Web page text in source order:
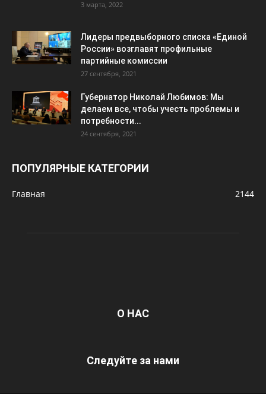
3 марта, 2022
Лидеры предвыборного списка «Единой
России» возглавят профильные
партийные комиссии
27 сентября, 2021
Губернатор Николай Любимов: Мы
делаем все, чтобы учесть проблемы и
потребности...
24 сентября, 2021
ПОПУЛЯРНЫЕ КАТЕГОРИИ
Главная 2144
О НАС
Следуйте за нами